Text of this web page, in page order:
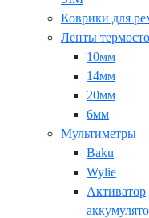
Коврики для
Ленты
10мм
14мм
20мм
6мм
Мультиметры
Baku
Wylie
Активатор